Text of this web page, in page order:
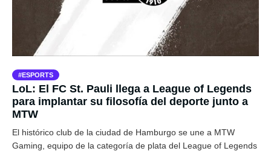
ESPORTS
LoL: El FC St. Pauli llega a League of Legends
para implantar su filosofía del deporte junto a
MTW
El histórico club de la ciudad de Hamburgo se une a MTW
Gaming, equipo de la categoría de plata del League of Legends